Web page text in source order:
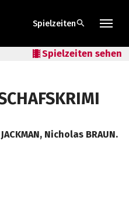
Spielzeitensearch
local_movies Spielzeiten sehen
Nicholas BRAUN.